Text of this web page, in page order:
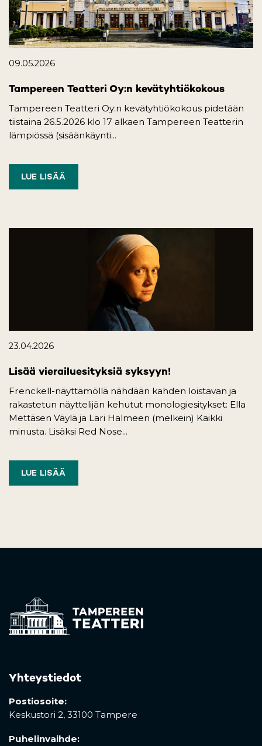
09.05.2026
Tampereen Teatteri Oy:n kevätyhtiökokous
Tampereen Teatteri Oy:n kevätyhtiökokous pidetään
tiistaina 26.5.2026 klo 17 alkaen Tampereen Teatterin
lämpiössä (sisäänkäynti...
LUE LISÄÄ
23.04.2026
Lisää vierailuesityksiä syksyyn!
Frenckell-näyttämöllä nähdään kahden loistavan ja
rakastetun näyttelijän kehutut monologiesitykset: Ella
Mettäsen Väylä ja Lari Halmeen (melkein) Kaikki
minusta. Lisäksi Red Nose...
LUE LISÄÄ
Yhteystiedot
Postiosoite:
Keskustori 2, 33100 Tampere
Puhelinvaihde: